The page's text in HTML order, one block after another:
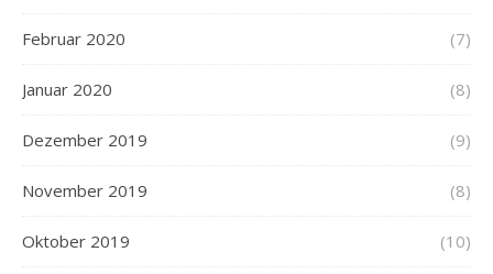
Februar 2020 (7)
Januar 2020 (8)
Dezember 2019 (9)
November 2019 (8)
Oktober 2019 (10)